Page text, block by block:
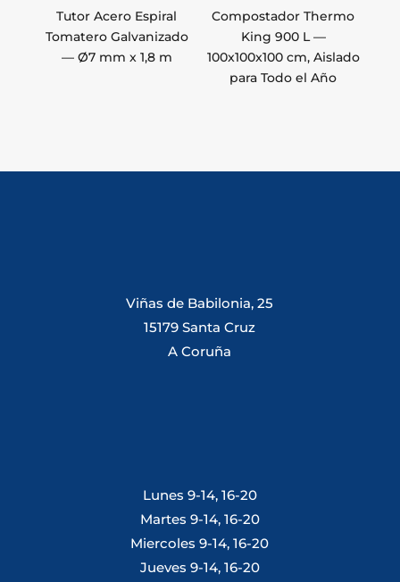
Tutor Acero Espiral
Tomatero Galvanizado
— Ø7 mm x 1,8 m
Compostador Thermo
King 900 L —
100x100x100 cm, Aislado
para Todo el Año
Viñas de Babilonia, 25
15179 Santa Cruz
A Coruña
Lunes 9-14, 16-20
Martes 9-14, 16-20
Miercoles 9-14, 16-20
Jueves 9-14, 16-20